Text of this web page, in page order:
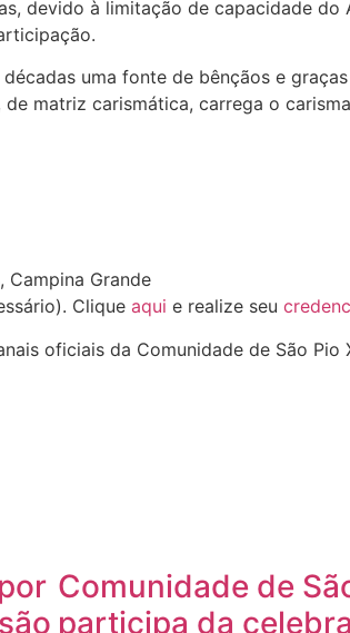
devido à limitação de capacidade
uma fonte de bênçãos e
matriz carismática, carrega o
Campina Grande
Clique aqui e realize seu
oficiais da Comunidade de São Pio
Comunidade de
participa da